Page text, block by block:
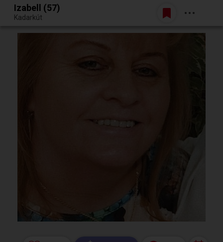
Egy jó randiból bármi lehet.
Belépés
Izabell (57)
Kadarkút